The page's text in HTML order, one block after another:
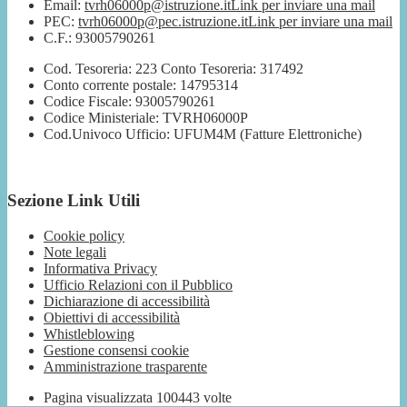
Email: tvrh06000p@istruzione.itLink per inviare una mail
PEC: tvrh06000p@pec.istruzione.itLink per inviare una mail
C.F.: 93005790261
Cod. Tesoreria: 223 Conto Tesoreria: 317492
Conto corrente postale: 14795314
Codice Fiscale: 93005790261
Codice Ministeriale: TVRH06000P
Cod.Univoco Ufficio: UFUM4M (Fatture Elettroniche)
Sezione Link Utili
Cookie policy
Note legali
Informativa Privacy
Ufficio Relazioni con il Pubblico
Dichiarazione di accessibilità
Obiettivi di accessibilità
Whistleblowing
Gestione consensi cookie
Amministrazione trasparente
Pagina visualizzata 100443 volte